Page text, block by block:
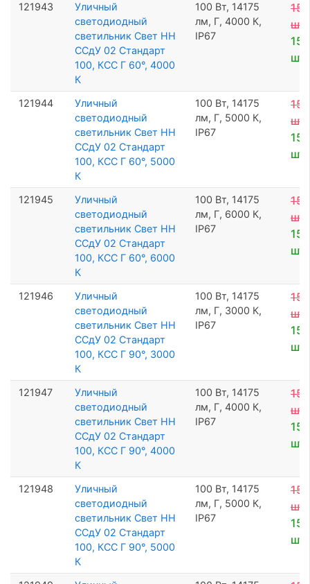
121943
Уличный
светодиодный
светильник Свет НН
ССдУ 02 Стандарт
100, КСС Г 60°, 4000
К
100 Вт, 14175
лм, Г, 4000 К,
IP67
15
шт
15
шт
121944
Уличный
светодиодный
светильник Свет НН
ССдУ 02 Стандарт
100, КСС Г 60°, 5000
К
100 Вт, 14175
лм, Г, 5000 К,
IP67
15
шт
15
шт
121945
Уличный
светодиодный
светильник Свет НН
ССдУ 02 Стандарт
100, КСС Г 60°, 6000
К
100 Вт, 14175
лм, Г, 6000 К,
IP67
15
шт
15
шт
121946
Уличный
светодиодный
светильник Свет НН
ССдУ 02 Стандарт
100, КСС Г 90°, 3000
К
100 Вт, 14175
лм, Г, 3000 К,
IP67
15
шт
15
шт
121947
Уличный
светодиодный
светильник Свет НН
ССдУ 02 Стандарт
100, КСС Г 90°, 4000
К
100 Вт, 14175
лм, Г, 4000 К,
IP67
15
шт
15
шт
121948
Уличный
светодиодный
светильник Свет НН
ССдУ 02 Стандарт
100, КСС Г 90°, 5000
К
100 Вт, 14175
лм, Г, 5000 К,
IP67
15
шт
15
шт